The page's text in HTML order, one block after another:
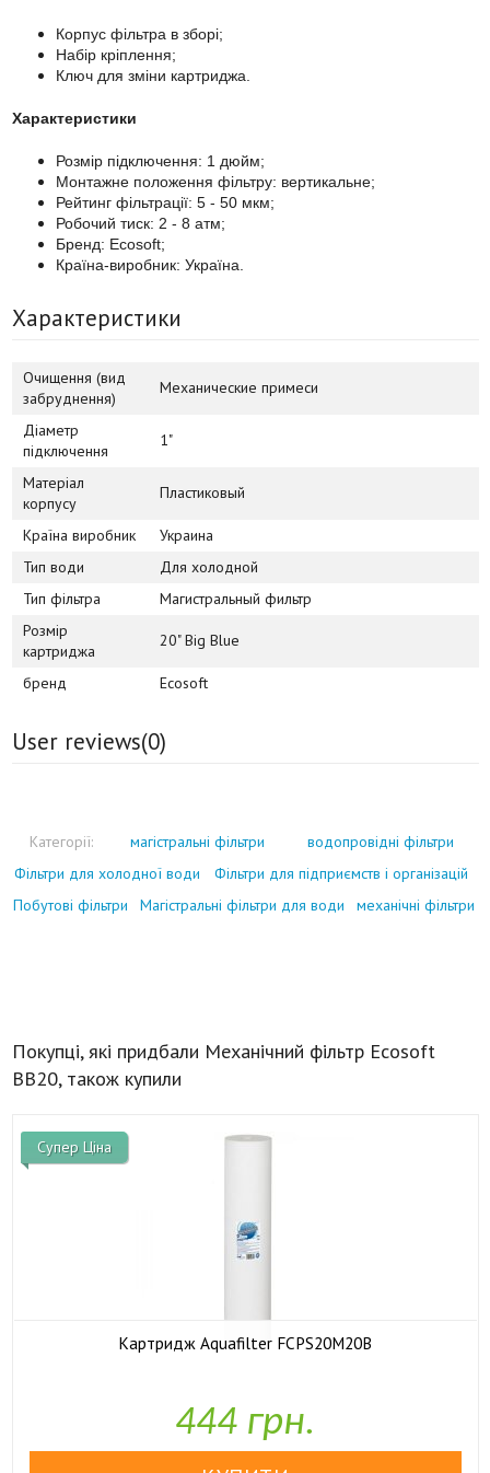
Корпус фільтра в зборі;
Набір кріплення;
Ключ для зміни картриджа.
Характеристики
Розмір підключення: 1 дюйм;
Монтажне положення фільтру: вертикальне;
Рейтинг фільтрації: 5 - 50 мкм;
Робочий тиск: 2 - 8 атм;
Бренд: Ecosoft;
Країна-виробник: Україна.
Характеристики
Очищення (вид
забруднення)
Механические примеси
Діаметр
підключення
1"
Матеріал
корпусу
Пластиковый
Країна виробник
Украина
Тип води
Для холодной
Тип фільтра
Магистральный фильтр
Розмір
картриджа
20" Big Blue
бренд Ecosoft
User reviews(0)
Категорії: магістральні фільтри
водопровідні фільтри
Фільтри для холодної води
Фільтри для підприємств і організацій
Побутові фільтри
Магістральні фільтри для води механічні фільтри
Покупці, які придбали Механічний фільтр Ecosoft
BB20, також купили
Супер Ціна
Картридж Aquafilter FCPS20M20B
444 грн.